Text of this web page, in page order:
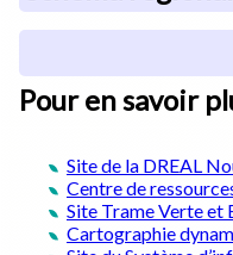
Pour en savoir
Site de la DREAL
Centre de
Site Trame Verte et
Cartographie